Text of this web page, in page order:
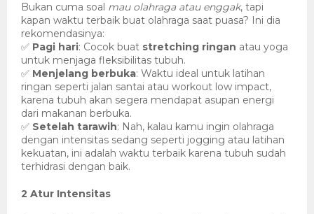
Bukan cuma soal mau olahraga atau enggak, tapi
kapan waktu terbaik buat olahraga saat puasa? Ini dia
rekomendasinya:
✅ Pagi hari: Cocok buat stretching ringan atau yoga
untuk menjaga fleksibilitas tubuh.
✅ Menjelang berbuka: Waktu ideal untuk latihan
ringan seperti jalan santai atau workout low impact,
karena tubuh akan segera mendapat asupan energi
dari makanan berbuka.
✅ Setelah tarawih: Nah, kalau kamu ingin olahraga
dengan intensitas sedang seperti jogging atau latihan
kekuatan, ini adalah waktu terbaik karena tubuh sudah
terhidrasi dengan baik.
2 Atur Intensitas